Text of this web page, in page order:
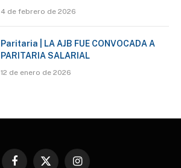
4 de febrero de 2026
Paritaria | LA AJB FUE CONVOCADA A
PARITARIA SALARIAL
12 de enero de 2026
Facebook
X Instagram